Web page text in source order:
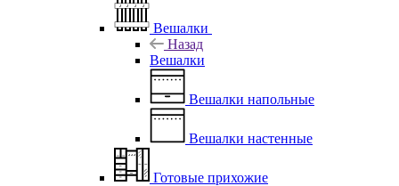
Вешалки
Назад
Вешалки
Вешалки напольные
Вешалки настенные
Готовые прихожие